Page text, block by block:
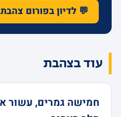
💬 לדיון בפורום צהבת
עוד בצהבת